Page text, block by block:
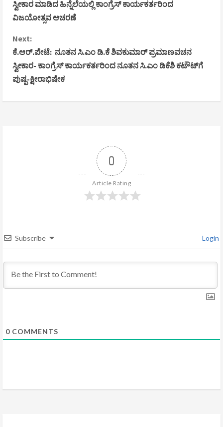
n
t
i
n
u
i
n
g
ಸ್ವೀಕಾರ ಮಾಡಿದ ಹಿನ್ನೆಲೆಯಲ್ಲಿ ಕಾಂಗ್ರೆಸ್ ಕಾರ್ಯಕರ್ತರಿಂದ
ವಿಜಯೋತ್ಸವ ಆಚರಣೆ
Next:
ಕೆ.ಆರ್.ಪೇಟೆ: ನೂತನ ಸಿ.ಎಂ ಡಿ.ಕೆ ಶಿವಕುಮಾರ್ ಪ್ರಮಾಣವಚನ
ಸ್ವೀಕಾರ- ಕಾಂಗ್ರೆಸ್ ಕಾರ್ಯಕರ್ತರಿಂದ ನೂತನ ಸಿ.ಎಂ ಡಿಕೆಶಿ ಕಟೌಟ್‌ಗೆ
ಪುಷ್ಪ-ಕ್ಷೀರಾಭಿಷೇಕ
0
Article Rating
Subscribe Login
0 COMMENTS